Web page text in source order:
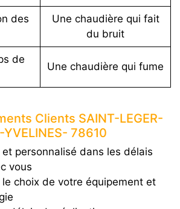
des
Une chaudière qui fait
du bruit
de
Une chaudière qui fume
Clients SAINT-LEGER-
YVELINES- 78610
personnalisé dans les délais
vous
le choix de votre équipement et